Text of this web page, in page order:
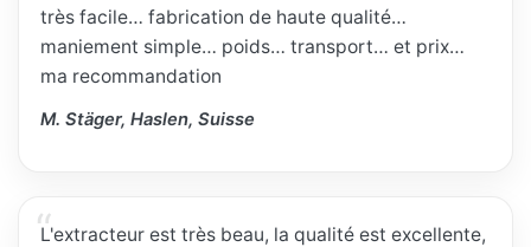
très facile… fabrication de haute qualité…
maniement simple… poids… transport… et prix…
ma recommandation
M. Stäger, Haslen, Suisse
L'extracteur est très beau, la qualité est excellente,